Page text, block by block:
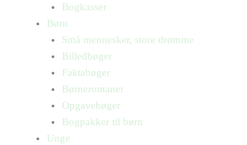
Bogkasser
Børn
Små mennesker, store drømme
Billedbøger
Faktabøger
Børneromaner
Opgavebøger
Bogpakker til børn
Unge